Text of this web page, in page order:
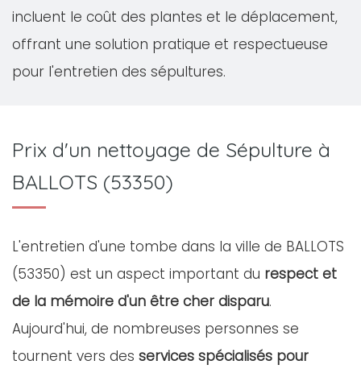
incluent le coût des plantes et le déplacement,
offrant une solution pratique et respectueuse
pour l'entretien des sépultures.
Prix d'un nettoyage de Sépulture à
BALLOTS (53350)
L'entretien d'une tombe dans la ville de BALLOTS
(53350) est un aspect important du respect et
de la mémoire d'un être cher disparu.
Aujourd'hui, de nombreuses personnes se
tournent vers des services spécialisés pour